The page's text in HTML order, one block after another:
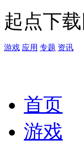
起点下载
游戏 应用 专题 资讯
首页
游戏